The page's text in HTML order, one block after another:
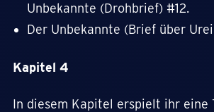
Unbekannte (Drohbrief) #12.
Der Unbekannte (Brief über
Kapitel 4
In diesem Kapitel erspielt ihr eine